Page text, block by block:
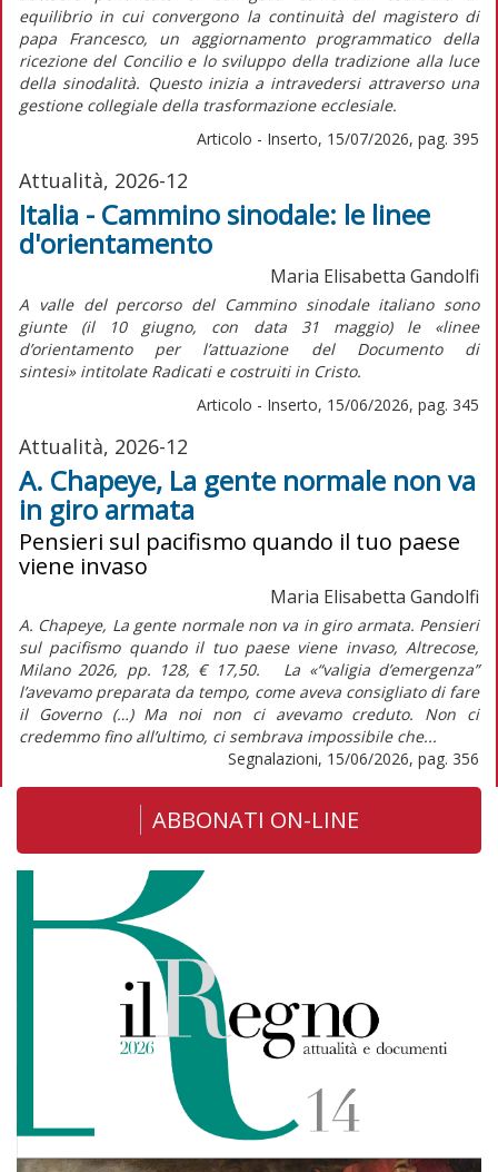
equilibrio in cui convergono la continuità del magistero di
papa Francesco, un aggiornamento programmatico della
ricezione del Concilio e lo sviluppo della tradizione alla luce
della sinodalità. Questo inizia a intravedersi attraverso una
gestione collegiale della trasformazione ecclesiale.
Articolo - Inserto, 15/07/2026, pag. 395
Attualità, 2026-12
Italia - Cammino sinodale: le linee
d'orientamento
Maria Elisabetta Gandolfi
A valle del percorso del Cammino sinodale italiano sono
giunte (il 10 giugno, con data 31 maggio) le «linee
d’orientamento per l’attuazione del Documento di
sintesi»intitolate Radicati e costruiti in Cristo.
Articolo - Inserto, 15/06/2026, pag. 345
Attualità, 2026-12
A. Chapeye, La gente normale non va
in giro armata
Pensieri sul pacifismo quando il tuo paese
viene invaso
Maria Elisabetta Gandolfi
A. Chapeye, La gente normale non va in giro armata. Pensieri
sul pacifismo quando il tuo paese viene invaso, Altrecose,
Milano 2026, pp. 128, € 17,50. La «“valigia d’emergenza”
l’avevamo preparata da tempo, come aveva consigliato di fare
il Governo (…) Ma noi non ci avevamo creduto. Non ci
credemmo fino all’ultimo, ci sembrava impossibile che...
Segnalazioni, 15/06/2026, pag. 356
ABBONATI ON-LINE